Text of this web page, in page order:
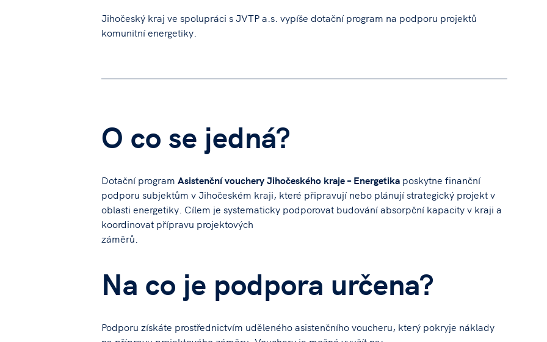
Jihočeský kraj ve spolupráci s JVTP a.s. vypíše dotační program na podporu projektů
komunitní energetiky.
O co se jedná?
Dotační program Asistenční vouchery Jihočeského kraje – Energetika poskytne finanční
podporu subjektům v Jihočeském kraji, které připravují nebo plánují strategický projekt v
oblasti energetiky. Cílem je systematicky podporovat budování absorpční kapacity v kraji a
koordinovat přípravu projektových
záměrů.
Na co je podpora určena?
Podporu získáte prostřednictvím uděleného asistenčního voucheru, který pokryje náklady